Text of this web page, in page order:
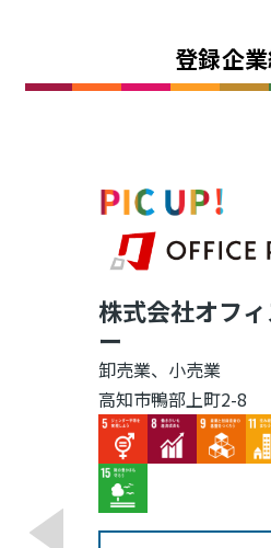
登録企
株式会社オフ
ー
卸売業、小売業
高知市鴨部上町2-8
ImageImageImage
Image